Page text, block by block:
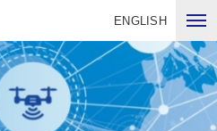
ENGLISH